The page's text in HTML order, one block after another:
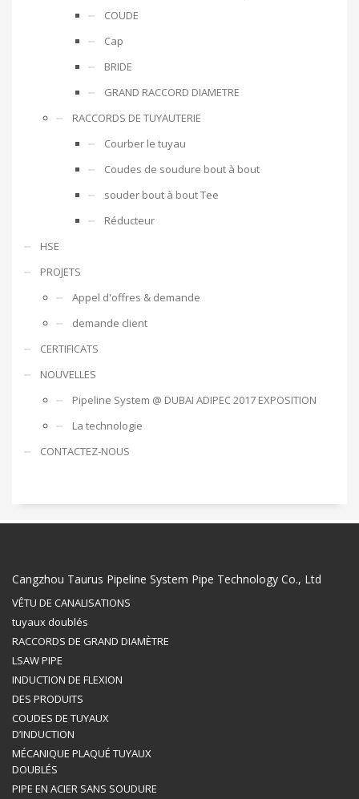
COUDE
Cap
BRIDE
GRAND RACCORD DIAMETRE
RACCORDS DE TUYAUTERIE
Courber le tuyau
Coudes de soudure bout à bout
souder bout à bout Tee
Réducteur
HSE
PROJETS
Appel d'offres & demande
demande client
CERTIFICATS
NOUVELLES
Pipeline System @ DUBAI ADIPEC 2017 EXPOSITION
La technologie
CONTACTEZ-NOUS
Cangzhou Taurus Pipeline System Pipe Technology Co., Ltd
VÊTU DE CANALISATIONS
tuyaux doublés
RACCORDS DE GRAND DIAMÈTRE
LSAW PIPE
INDUCTION DE FLEXION
DES PRODUITS
COUDES DE TUYAUX
D’INDUCTION
MÉCANIQUE PLAQUÉ TUYAUX
DOUBLÉS
PIPE EN ACIER SANS SOUDURE